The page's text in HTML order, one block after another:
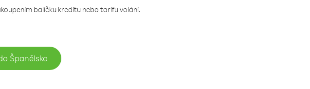
balíčku kreditu nebo tarifu volání.
Španělsko